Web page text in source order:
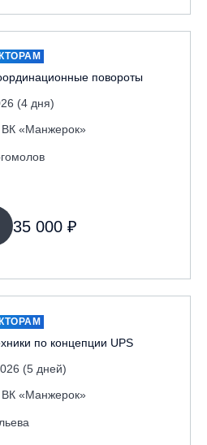
поле»
Гора»
Тягачёва
Горка»
ГК «Гая Северина»
Посад, вейк парк Boardberry
ГЛЦ "Банное"
с. Новоабзаково, ГЛЦ
повороты
(4 дня)
ВК «Манжерок»
35 000 ₽
по концепции UPS
(5 дней)
ВК «Манжерок»